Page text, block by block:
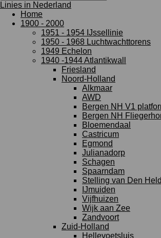
Linies in Nederland
Home
1900 - 2000
1951 - 1954 IJssellinie
1950 - 1968 Luchtwachttorens
1949 Echelon
1940 -1944 Atlantikwall
Friesland
Noord-Holland
Alkmaar
AWD
Bergen NH V1
Bergen NH
Bloemendaal
Castricum
Egmond
Julianadorp
Schagen
Spaarndam
Stelling van Den
IJmuiden
Vijfhuizen
Wijk aan Zee
Zandvoort
Zuid-Holland
Hellevoetsluis